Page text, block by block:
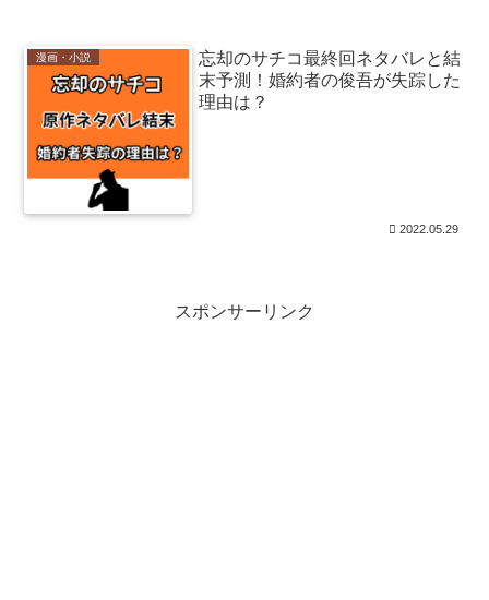
漫画・小説
忘却のサチコ最終回ネタバレと結
末予測！婚約者の俊吾が失踪した
理由は？
2022.05.29
スポンサーリンク